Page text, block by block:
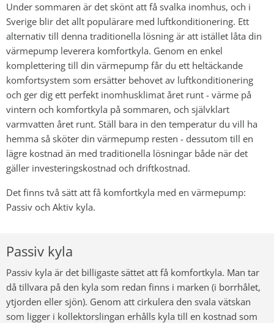
Under sommaren är det skönt att få svalka inomhus, och i
Sverige blir det allt populärare med luftkonditionering. Ett
alternativ till denna traditionella lösning är att istället låta din
värmepump leverera komfortkyla. Genom en enkel
komplettering till din värmepump får du ett heltäckande
komfortsystem som ersätter behovet av luftkonditionering
och ger dig ett perfekt inomhusklimat året runt - värme på
vintern och komfortkyla på sommaren, och självklart
varmvatten året runt. Ställ bara in den temperatur du vill ha
hemma så sköter din värmepump resten - dessutom till en
lägre kostnad än med traditionella lösningar både när det
gäller investeringskostnad och driftkostnad.
Det finns två sätt att få komfortkyla med en värmepump:
Passiv och Aktiv kyla.
Passiv kyla
Passiv kyla är det billigaste sättet att få komfortkyla. Man tar
då tillvara på den kyla som redan finns i marken (i borrhålet,
ytjorden eller sjön). Genom att cirkulera den svala vätskan
som ligger i kollektorslingan erhålls kyla till en kostnad som